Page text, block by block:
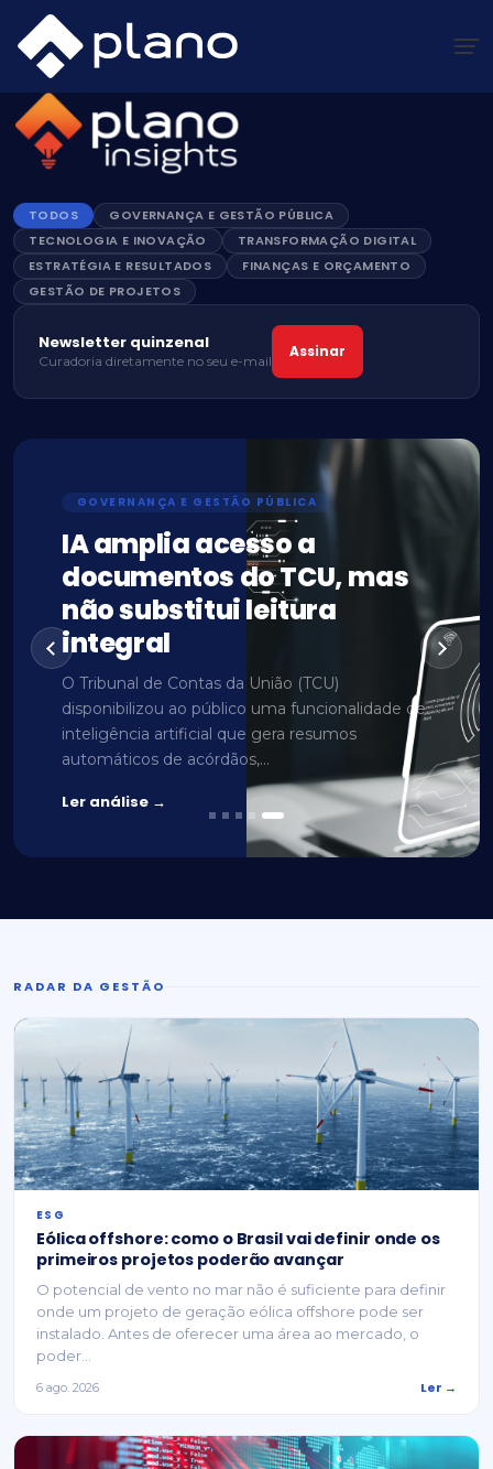
para
conteúdo
TODOS
⁠GOVERNANÇA E GESTÃO PÚBLICA
⁠TECNOLOGIA E INOVAÇÃO
TRANSFORMAÇÃO DIGITAL
ESTRATÉGIA E RESULTADOS
FINANÇAS E ORÇAMENTO
GESTÃO DE PROJETOS
Newsletter quinzenal
Curadoria diretamente no seu e-mail Assinar
⁠GOVERNANÇA E GESTÃO PÚBLICA
IA amplia acesso a
documentos do TCU, mas
não substitui leitura
integral
O Tribunal de Contas da União (TCU)
disponibilizou ao público uma funcionalidade de
inteligência artificial que gera resumos
automáticos de acórdãos,...
Ler análise →
RADAR DA GESTÃO
ESG
Eólica offshore: como o Brasil vai definir onde os
primeiros projetos poderão avançar
O potencial de vento no mar não é suficiente para definir
onde um projeto de geração eólica offshore pode ser
instalado. Antes de oferecer uma área ao mercado, o
poder...
6 ago. 2026 Ler →